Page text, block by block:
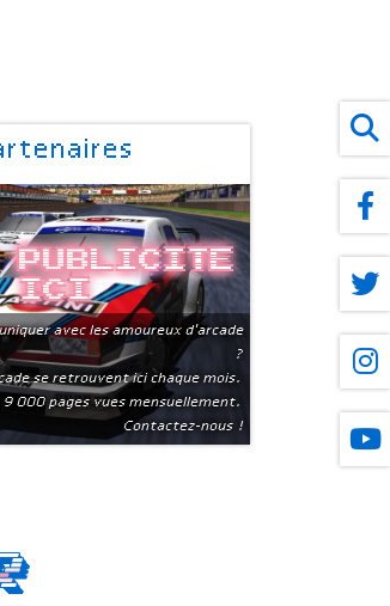
publicite
ici
avec les amoureux d'arcade
?
se retrouvent ici chaque mois.
9 000 pages vues mensuellement.
Contactez-nous !